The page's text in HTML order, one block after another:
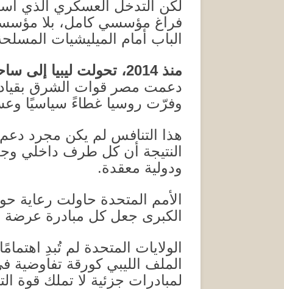
لكن التدخل العسكري الذي
فراغ مؤسسي كامل، بلا
الباب أمام الميليشيات
منذ2014، تحولت ليبيا إلى
دعمت مصر قوات الشرق
وفرّت روسيا غطاءً سياسيًا
هذا التنافس لم يكن مجرد
النتيجة أن كل طرف داخلي
ودولية معقدة.
الأمم المتحدة حاولت رعاية
الكبرى جعل كل مبادرة عرضة
الولايات المتحدة لم تُبدِ
الملف الليبي كورقة
لمبادرات جزئية لا تملك قوة